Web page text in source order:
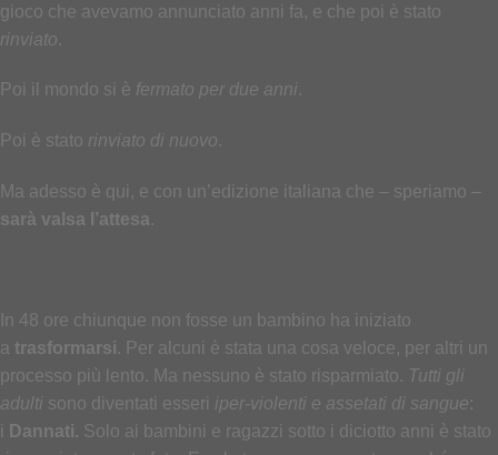
gioco che avevamo annunciato anni fa, e che poi è stato
rinviato.
Poi il mondo si è fermato per due anni.
Poi è stato rinviato di nuovo.
Ma adesso è qui, e con un’edizione italiana che – speriamo –
sarà valsa l’attesa.
In 48 ore chiunque non fosse un bambino ha iniziato
a trasformarsi. Per alcuni è stata una cosa veloce, per altri un
processo più lento. Ma nessuno è stato risparmiato. Tutti gli
adulti sono diventati esseri iper-violenti e assetati di sangue:
i Dannati. Solo ai bambini e ragazzi sotto i diciotto anni è stato